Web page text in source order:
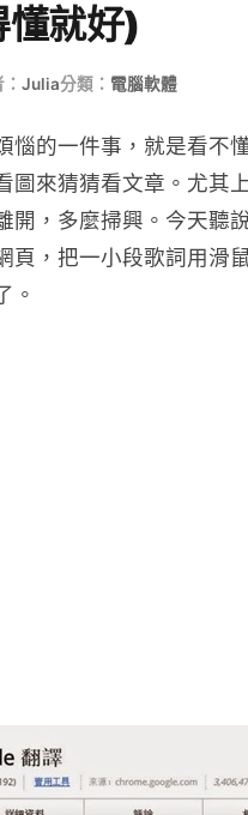
懂就好)
Julia分類： 電腦軟體
惱的一件事，就是看不
圖來猜猜看文章。尤其
開，多麼掃興。今天聽
頁，把一小段歌詞用滑
。